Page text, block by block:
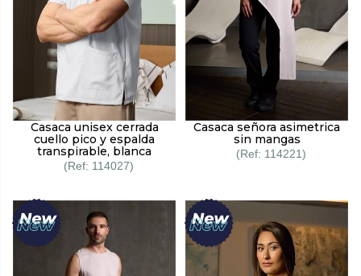
Casaca unisex cerrada
cuello pico y espalda
transpirable, blanca
114027
Casaca señora asimetrica
sin mangas
114221